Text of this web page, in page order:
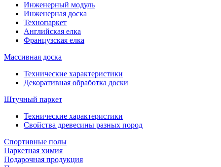
Инженерный модуль
Инженерная доска
Технопаркет
Английская елка
Французская елка
Массивная доска
Технические характеристики
Декоративная обработка доски
Штучный паркет
Технические характеристики
Свойства древесины разных пород
Спортивные полы
Паркетная химия
Подарочная продукция